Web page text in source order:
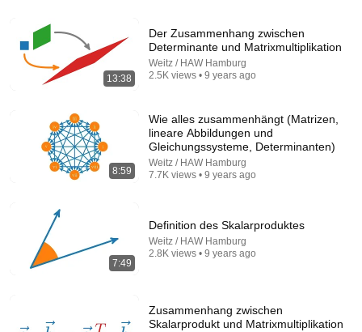
Die Geburt des abstrakten Denkens (Kurze
Geschichte der Mathematik 1)
13:38
Der Zusammenhang zwischen
Determinante und Matrixmultiplikation
Weitz / HAW Hamburg
2.5K views • 9 years ago
8:59
Wie alles zusammenhängt (Matrizen,
lineare Abbildungen und
Gleichungssysteme, Determinanten)
Weitz / HAW Hamburg
7.7K views • 9 years ago
7:49
Definition des Skalarproduktes
Weitz / HAW Hamburg
2.8K views • 9 years ago
Zusammenhang zwischen
Skalarprodukt und Matrixmultiplikation